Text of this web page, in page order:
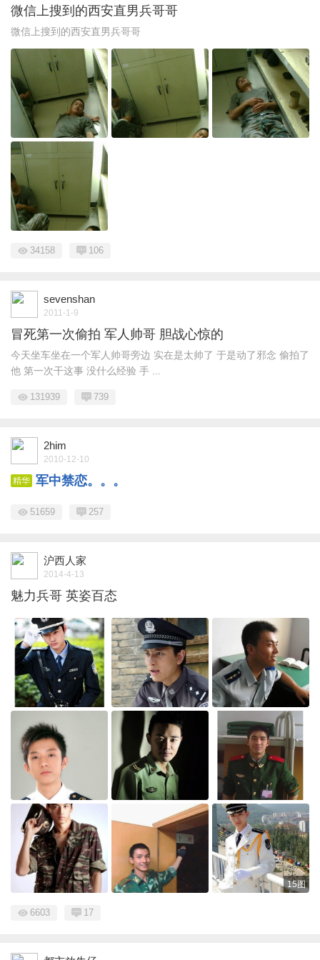
微信上搜到的西安直男兵哥哥
微信上搜到的西安直男兵哥哥
34158 106
sevenshan
2011-1-9
冒死第一次偷拍 军人帅哥 胆战心惊的
今天坐车坐在一个军人帅哥旁边 实在是太帅了 于是动了邪念 偷拍了
他 第一次干这事 没什么经验 手 ...
131939 739
2him
2010-12-10
精华 军中禁恋。。。
51659 257
沪西人家
2014-4-13
魅力兵哥 英姿百态
15图
6603 17